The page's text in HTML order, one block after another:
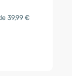
39,99 €